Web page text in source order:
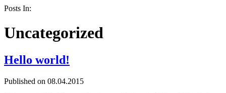
Posts In:
Uncategorized
Hello world!
Published on 08.04.2015